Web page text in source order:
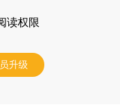
读权限
升级